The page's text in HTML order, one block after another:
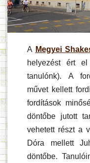
A Megyei
helyezést ért el
tanulónk). A
művet kellett
fordítások
döntőbe jutott
vehetett részt a
Dóra mellett
döntőbe.